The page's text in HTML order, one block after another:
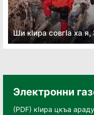
Ши кӏира совгӏа ха
Электронни
(PDF) кӀира цкъа